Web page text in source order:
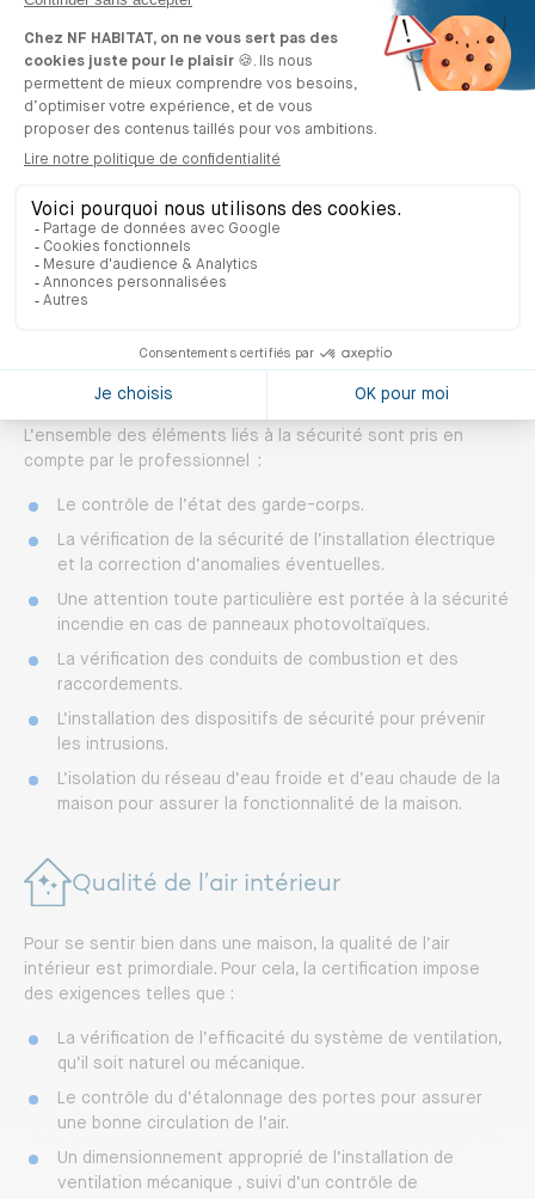
Le saviez-vous ?
Avec la certification NF Habitat, vous pouvez obtenir
Effinergie Rénovation). Des émissions de CO2 divisées
énergétiques de 75 % en moyenne, voilà ce que vise ce
label. Faire des économies tout en participant aux
enjeux environnementaux, c’est possible !
Sécurité et fonctionnalité de la
maison
L’ensemble des éléments liés à la sécurité sont pris en
compte par le professionnel :
Le contrôle de l’état des garde-corps.
La vérification de la sécurité de l’installation électrique
et la correction d’anomalies éventuelles.
Une attention toute particulière est portée à la sécurité
incendie en cas de panneaux photovoltaïques.
La vérification des conduits de combustion et des
raccordements.
L’installation des dispositifs de sécurité pour prévenir
les intrusions.
L’isolation du réseau d’eau froide et d’eau chaude de la
maison pour assurer la fonctionnalité de la maison.
Qualité de l’air intérieur
Pour se sentir bien dans une maison, la qualité de l’air
intérieur est primordiale. Pour cela, la certification impose
des exigences telles que :
La vérification de l’efficacité du système de ventilation,
qu’il soit naturel ou mécanique.
Le contrôle du d’étalonnage des portes pour assurer
une bonne circulation de l’air.
Un dimensionnement approprié de l’installation de
ventilation mécanique , suivi d’un contrôle de